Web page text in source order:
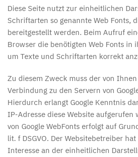
Diese Seite nutzt zur einheitlichen
Schriftarten so genannte Web Fonts,
bereitgestellt werden. Beim Aufruf
Browser die benötigten Web Fonts in
um Texte und Schriftarten korrekt
Zu diesem Zweck muss der von
Verbindung zu den Servern von
Hierdurch erlangt Google Kenntnis
IP-Adresse diese Website aufgerufen
von Google WebFonts erfolgt auf
lit. f DSGVO. Der Websitebetreiber
Interesse an der einheitlichen